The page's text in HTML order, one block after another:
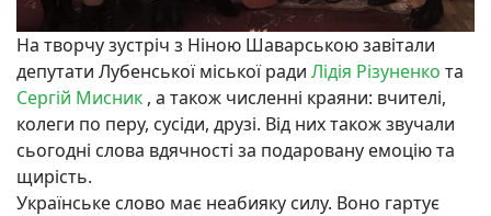
На творчу зустріч з Ніною Шаварською завітали
депутати Лубенської міської ради Лідія Різуненко та
Сергій Мисник , а також численні краяни: вчителі,
колеги по перу, сусіди, друзі. Від них також звучали
сьогодні слова вдячності за подаровану емоцію та
щирість.
Українське слово має неабияку силу. Воно гартує